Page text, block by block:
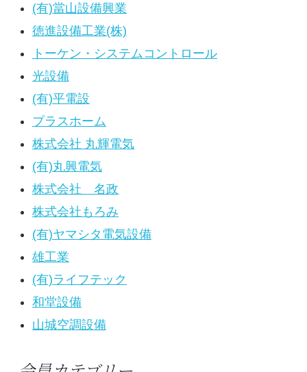
(有)當山設備興業
徳進設備工業(株)
トーケン・システムコントロール
光設備
(有)平電設
プラスホーム
株式会社 丸輝電気
(有)丸興電気
株式会社 名政
株式会社もろみ
(有)ヤマシタ電気設備
雄工業
(有)ライフテック
和堂設備
山城空調設備